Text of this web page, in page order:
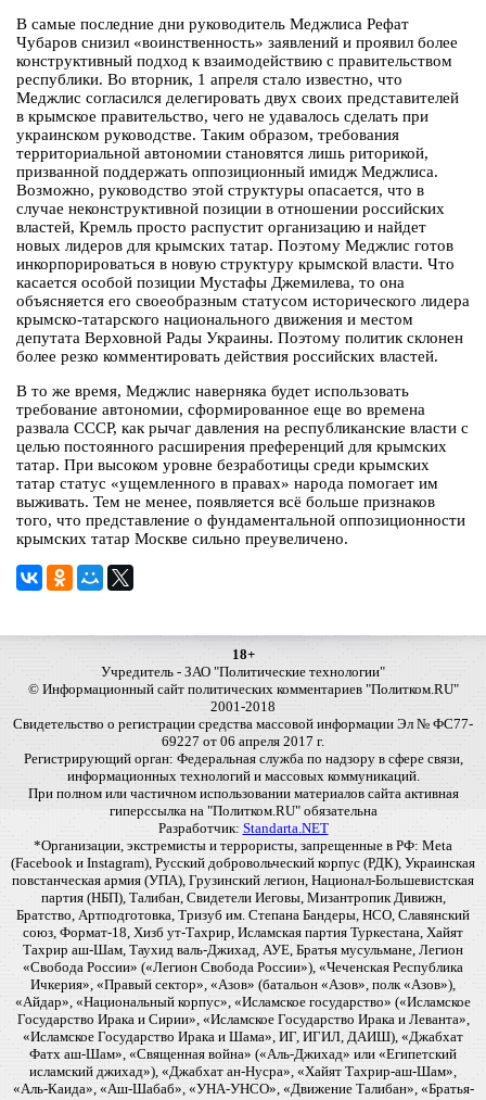
В самые последние дни руководитель Меджлиса Рефат
Чубаров снизил «воинственность» заявлений и проявил более
конструктивный подход к взаимодействию с правительством
республики. Во вторник, 1 апреля стало известно, что
Меджлис согласился делегировать двух своих представителей
в крымское правительство, чего не удавалось сделать при
украинском руководстве. Таким образом, требования
территориальной автономии становятся лишь риторикой,
призванной поддержать оппозиционный имидж Меджлиса.
Возможно, руководство этой структуры опасается, что в
случае неконструктивной позиции в отношении российских
властей, Кремль просто распустит организацию и найдет
новых лидеров для крымских татар. Поэтому Меджлис готов
инкорпорироваться в новую структуру крымской власти. Что
касается особой позиции Мустафы Джемилева, то она
объясняется его своеобразным статусом исторического лидера
крымско-татарского национального движения и местом
депутата Верховной Рады Украины. Поэтому политик склонен
более резко комментировать действия российских властей.
В то же время, Меджлис наверняка будет использовать
требование автономии, сформированное еще во времена
развала СССР, как рычаг давления на республиканские власти с
целью постоянного расширения преференций для крымских
татар. При высоком уровне безработицы среди крымских
татар статус «ущемленного в правах» народа помогает им
выживать. Тем не менее, появляется всё больше признаков
того, что представление о фундаментальной оппозиционности
крымских татар Москве сильно преувеличено.
18+
Учредитель - ЗАО "Политические технологии"
© Информационный сайт политических комментариев "Политком.RU"
2001-2018
Свидетельство о регистрации средства массовой информации Эл № ФС77-
69227 от 06 апреля 2017 г.
Регистрирующий орган: Федеральная служба по надзору в сфере связи,
информационных технологий и массовых коммуникаций.
При полном или частичном использовании материалов сайта активная
гиперссылка на "Политком.RU" обязательна
Разработчик: Standarta.NET
*Организации, экстремисты и террористы, запрещенные в РФ: Meta
(Facebook и Instagram), Русский добровольческий корпус (РДК), Украинская
повстанческая армия (УПА), Грузинский легион, Национал-Большевистская
партия (НБП), Талибан, Свидетели Иеговы, Мизантропик Дивижн,
Братство, Артподготовка, Тризуб им. Степана Бандеры, НСО, Славянский
союз, Формат-18, Хизб ут-Тахрир, Исламская партия Туркестана, Хайят
Тахрир аш-Шам, Таухид валь-Джихад, АУЕ, Братья мусульмане, Легион
«Свобода России» («Легион Свобода России»), «Чеченская Республика
Ичкерия», «Правый сектор», «Азов» (батальон «Азов», полк «Азов»),
«Айдар», «Национальный корпус», «Исламское государство» («Исламское
Государство Ирака и Сирии», «Исламское Государство Ирака и Леванта»,
«Исламское Государство Ирака и Шама», ИГ, ИГИЛ, ДАИШ), «Джабхат
Фатх аш-Шам», «Священная война» («Аль-Джихад» или «Египетский
исламский джихад»), «Джабхат ан-Нусра», «Хайят Тахрир-аш-Шам»,
«Аль-Каида», «Аш-Шабаб», «УНА-УНСО», «Движение Талибан», «Братья-